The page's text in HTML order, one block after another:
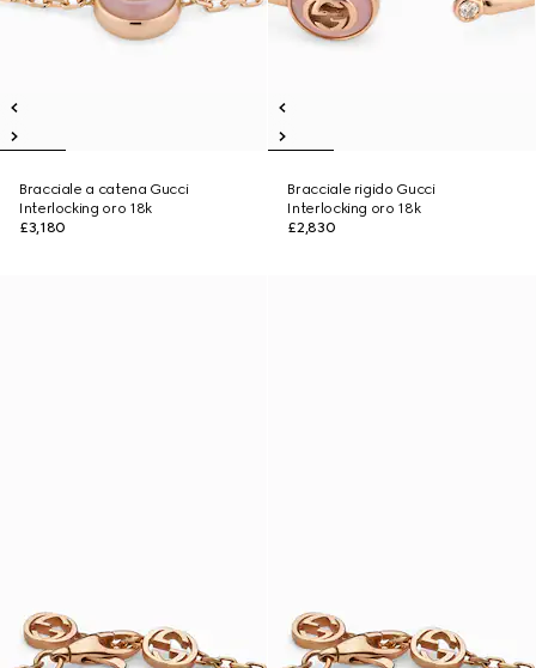
Bracciale a catena Gucci
Interlocking oro 18k
£3,180
Bracciale rigido Gucci
Interlocking oro 18k
£2,830